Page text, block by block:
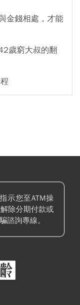
金錢相處，才能
歲窮大叔的翻
示您至ATM操
除分期付款或
諮詢專線。